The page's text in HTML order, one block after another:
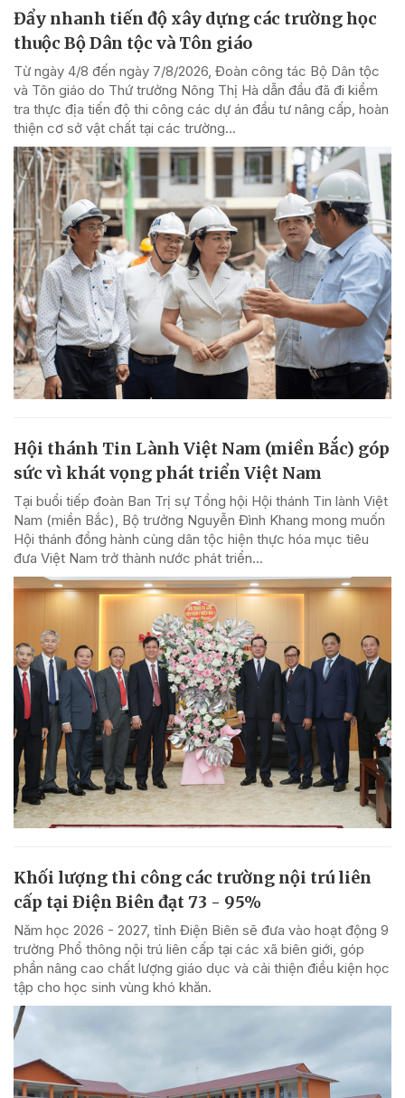
Đẩy nhanh tiến độ xây dựng các trường học
thuộc Bộ Dân tộc và Tôn giáo
Từ ngày 4/8 đến ngày 7/8/2026, Đoàn công tác Bộ Dân tộc
và Tôn giáo do Thứ trưởng Nông Thị Hà dẫn đầu đã đi kiểm
tra thực địa tiến độ thi công các dự án đầu tư nâng cấp, hoàn
thiện cơ sở vật chất tại các trường...
Hội thánh Tin Lành Việt Nam (miền Bắc) góp
sức vì khát vọng phát triển Việt Nam
Tại buổi tiếp đoàn Ban Trị sự Tổng hội Hội thánh Tin lành Việt
Nam (miền Bắc), Bộ trưởng Nguyễn Đình Khang mong muốn
Hội thánh đồng hành cùng dân tộc hiện thực hóa mục tiêu
đưa Việt Nam trở thành nước phát triển...
Khối lượng thi công các trường nội trú liên
cấp tại Điện Biên đạt 73 - 95%
Năm học 2026 - 2027, tỉnh Điện Biên sẽ đưa vào hoạt động 9
trường Phổ thông nội trú liên cấp tại các xã biên giới, góp
phần nâng cao chất lượng giáo dục và cải thiện điều kiện học
tập cho học sinh vùng khó khăn.